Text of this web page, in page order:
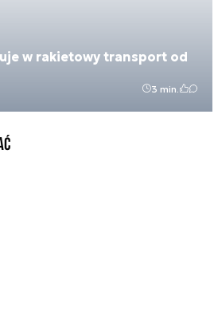
w rakietowy transport od
3 min.